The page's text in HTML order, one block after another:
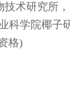
研究所，
院椰子研
格)